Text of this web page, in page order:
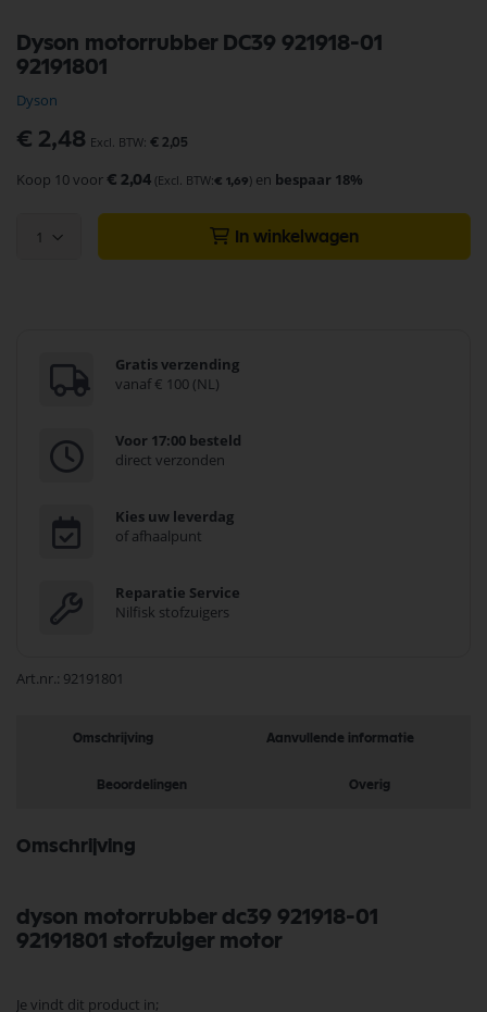
Dyson motorrubber DC39 921918-01
92191801
Dyson
€ 2,48 € 2,05
Koop 10 voor € 2,04 € 1,69 en bespaar 18%
1 In winkelwagen
Gratis verzending
vanaf € 100 (NL)
Voor 17:00 besteld
direct verzonden
Kies uw leverdag
of afhaalpunt
Reparatie Service
Nilfisk stofzuigers
Art.nr. 92191801
naar
het
van
de
afbeeldingen-
Omschrijving Aanvullende informatie
Beoordelingen Overig
Omschrijving
dyson motorrubber dc39 921918-01
92191801 stofzuiger motor
Je vindt dit product in;